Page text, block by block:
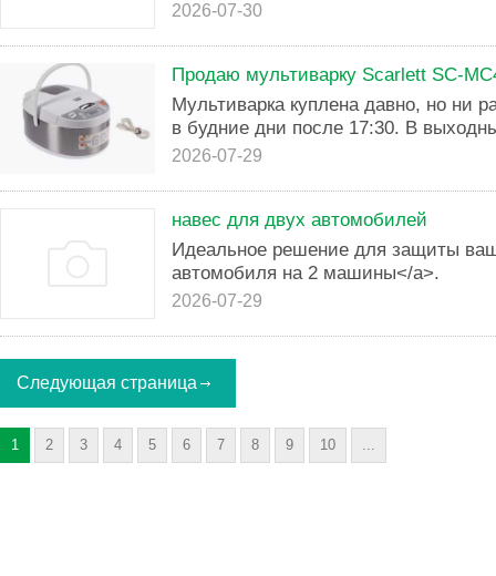
2026-07-30
Продаю мультиварку Scarlett SC-
Мультиварка куплена давно, но ни
в будние дни после 17:30. В
2026-07-29
навес для двух автомобилей
Идеальное решение для защиты
автомобиля на 2 машины</a>.
2026-07-29
Следующая страница
1 2 3 4 5 6 7 8 9 10 ...